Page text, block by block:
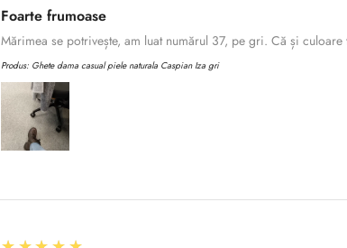
Foarte frumoase
Mărimea se potrivește, am luat numărul 37, pe gri. Că și
Produs: Ghete dama casual piele naturala Caspian Iza gri